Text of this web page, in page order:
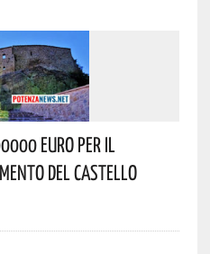
Euro Per Il
Del Castello